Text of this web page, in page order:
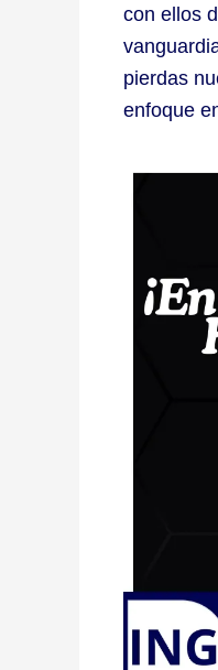
con ellos
pierdas
enfoque